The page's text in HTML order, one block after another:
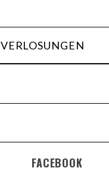
VERLOSUNGEN
FACEBOOK